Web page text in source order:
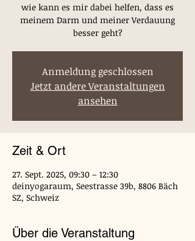
wie kann es mir dabei helfen, dass es
meinem Darm und meiner Verdauung
besser geht?
Anmeldung geschlossen
Jetzt andere Veranstaltungen
ansehen
Zeit & Ort
27. Sept. 2025, 09:30 – 12:30
deinyogaraum, Seestrasse 39b, 8806 Bäch
SZ, Schweiz
Über die Veranstaltung